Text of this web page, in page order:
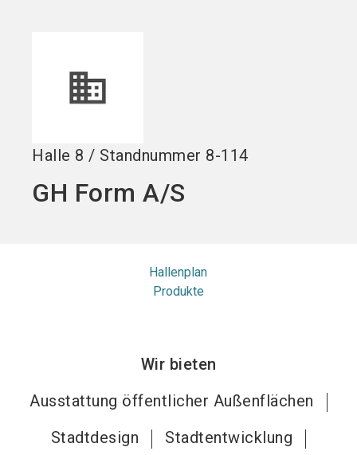
Halle 8 / Standnummer 8-114
GH Form A/S
Hallenplan
Produkte
Wir bieten
Ausstattung öffentlicher Außenflächen
Stadtdesign
Stadtentwicklung